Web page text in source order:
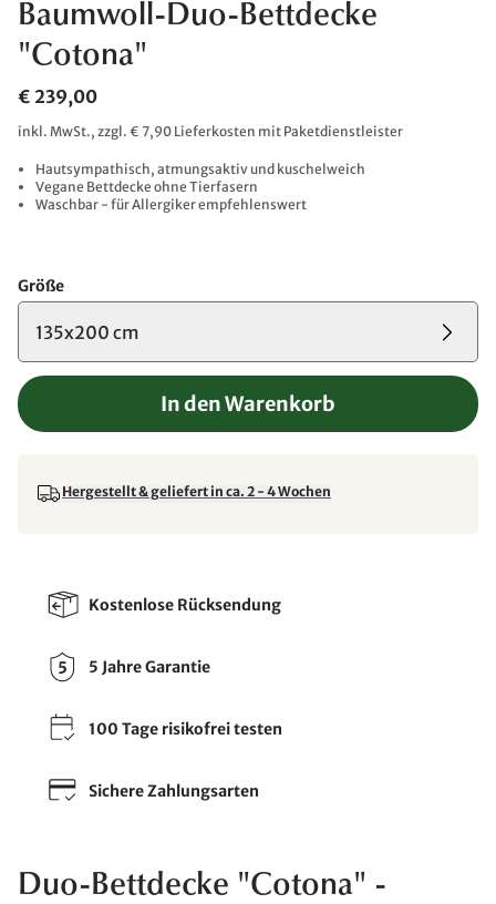
Baumwoll-Duo-Bettdecke
"Cotona"
€ 239,00
inkl. MwSt., zzgl. € 7,90 Lieferkosten mit Paketdienstleister
Hautsympathisch, atmungsaktiv und kuschelweich
Vegane Bettdecke ohne Tierfasern
Waschbar - für Allergiker empfehlenswert
Größe
135x200 cm
In den Warenkorb
Hergestellt & geliefert in ca. 2 - 4 Wochen
Kostenlose Rücksendung
5 Jahre Garantie
100 Tage risikofrei testen
Sichere Zahlungsarten
Duo-Bettdecke "Cotona" -